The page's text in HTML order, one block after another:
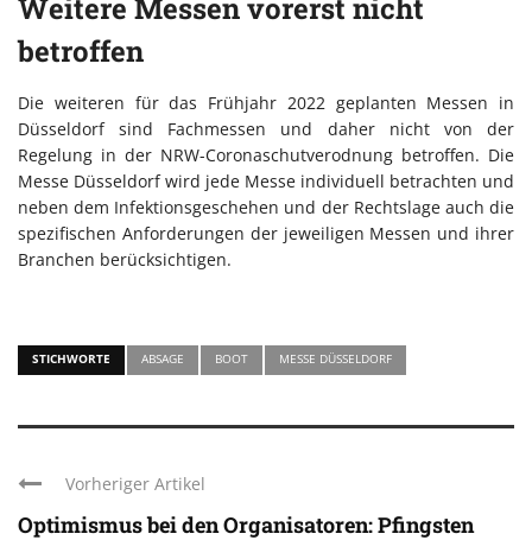
Weitere Messen vorerst nicht
betroffen
Die weiteren für das Frühjahr 2022 geplanten Messen in
Düsseldorf sind Fachmessen und daher nicht von der
Regelung in der NRW-Coronaschutverodnung betroffen. Die
Messe Düsseldorf wird jede Messe individuell betrachten und
neben dem Infektionsgeschehen und der Rechtslage auch die
spezifischen Anforderungen der jeweiligen Messen und ihrer
Branchen berücksichtigen.
STICHWORTE ABSAGE BOOT MESSE DÜSSELDORF
Vorheriger Artikel
Optimismus bei den Organisatoren: Pfingsten